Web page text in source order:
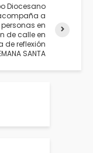
Diocesano
a
personas en
de calle en
de reflexión
SANTA